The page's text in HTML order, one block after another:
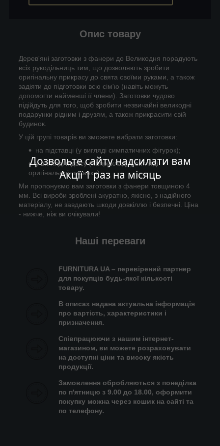
Дозвольте сайту надсилати вам
Акції 1 раз на місяць
Опис товару
Дерев'яні заготовки з фанери до Великодня порадують
всіх рукодільниць тим, що дозволяють зробити
оригінальну прикрасу до свята своїми руками, а також
задіяти до підготовки всю сім'ю (навіть можуть
допомогти найменші її члени). Заготовки чудово
підійдуть для того, щоб зробити незвичайні великодні
подарунки рідним і друзям, а також прикрасити свій
будинок.
У цій групі товарів ви зможете вибрати заготовки:
на підставці (у вигляді симпатичних фігурок);
у вигляді підвісу (наприклад, у вигляді
оригінальної писанки).
Ми пропонуємо вам заготовки з фанери товщиною 4
мм. Всі вироби зроблені акуратно, якісно, з надійного
матеріалу, не завдають шкоди довкіллю і безпечні. Ціна
- нижче, ніж ви очікували!
Наші переваги
FURNITURA UA – перевірений партнер
для покупців будь-якої кількості
товару.
В описах надана актуальна інформація
про вартість, характеристики і
призначення.
Співпрацюючи з нашим інтернет-
магазином, ви можете розраховувати
на доступні ціни та високу якість
продукції.
Замовлення обробляються з понеділка
по п'ятницю з 9.00 до 18.00, оформити
покупку можна через кошик на сайті та
по телефону.